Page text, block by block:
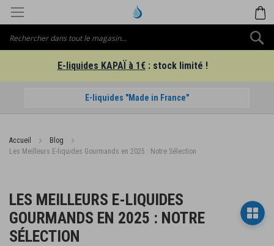
Aller
E-liquides KAPAÏ à 1€ : stock limité !
E-liquides "Made in France"
Accueil
Blog
Les Meilleurs E-liquides Gourmands en 2025 : Notre Sélection
LES MEILLEURS E-LIQUIDES
GOURMANDS EN 2025 : NOTRE
SÉLECTION